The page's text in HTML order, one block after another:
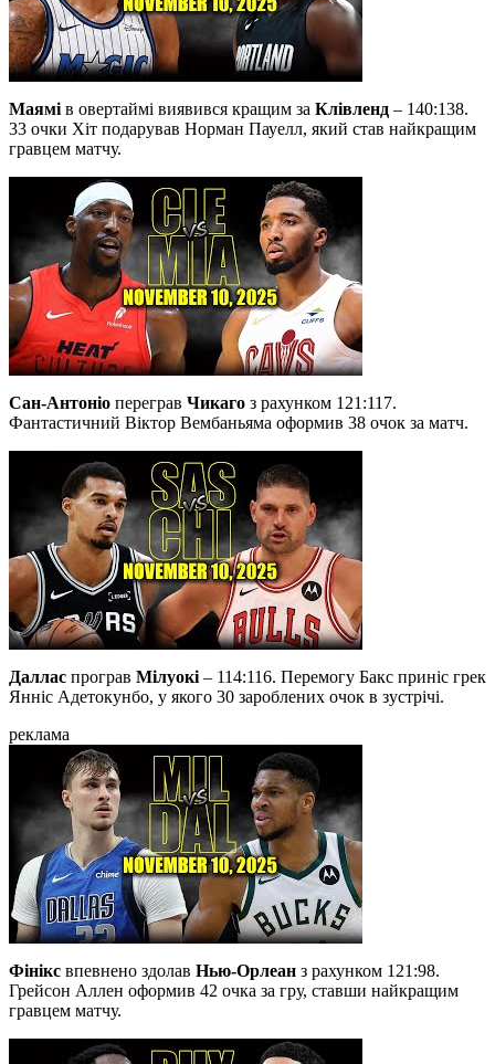
Маямів овертаймі виявився кращим за Клівленд – 140:138.
33 очки Хіт подарував Норман Пауелл, який став найкращим
гравцем матчу.
Сан-Антоніо переграв Чикаго з рахунком 121:117.
Фантастичний Віктор Вембаньяма оформив 38 очок за матч.
Даллас програв Мілуокі– 114:116. Перемогу Бакс приніс грек
Янніс Адетокунбо, у якого 30 зароблених очок в зустрічі.
реклама
Фінікс впевнено здолав Нью-Орлеан з рахунком 121:98.
Грейсон Аллен оформив 42 очка за гру, ставши найкращим
гравцем матчу.